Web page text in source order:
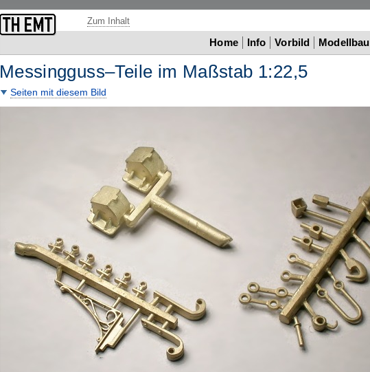
Zum Inhalt
Home Info Vorbild Modellbau
Messingguss–Teile im Maßstab 1:22,5
Seiten mit diesem Bild